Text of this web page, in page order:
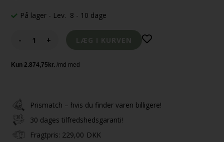
På lager - Lev. 8 - 10 dage
- +
Prismatch – hvis du finder varen billigere!
30 dages tilfredshedsgaranti!
Fragtpris: 229,00 DKK